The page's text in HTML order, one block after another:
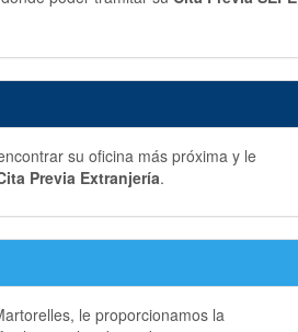
su oficina más próxima y le
Previa Extranjería.
le proporcionamos la